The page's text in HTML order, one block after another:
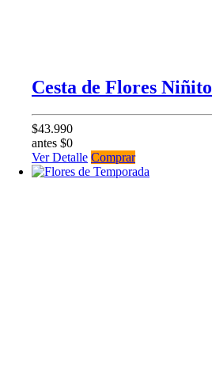
Cesta de Flores Niñito
$43.990
antes $0
Ver Detalle Comprar